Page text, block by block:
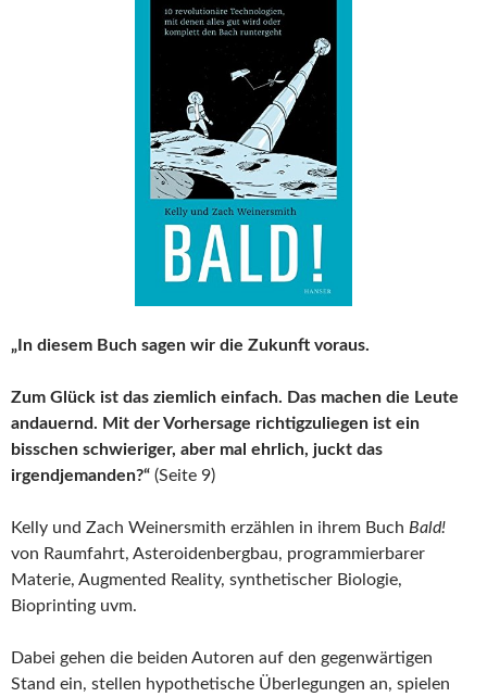
„In diesem Buch sagen wir die Zukunft voraus.
Zum Glück ist das ziemlich einfach. Das machen die Leute
andauernd. Mit der Vorhersage richtigzuliegen ist ein
bisschen schwieriger, aber mal ehrlich, juckt das
irgendjemanden?“ (Seite 9)
Kelly und Zach Weinersmith erzählen in ihrem Buch Bald!
von Raumfahrt, Asteroidenbergbau, programmierbarer
Materie, Augmented Reality, synthetischer Biologie,
Bioprinting uvm.
Dabei gehen die beiden Autoren auf den gegenwärtigen
Stand ein, stellen hypothetische Überlegungen an, spielen